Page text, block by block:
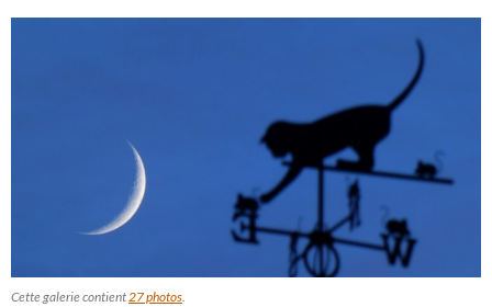
Cette galerie contient27 photos.